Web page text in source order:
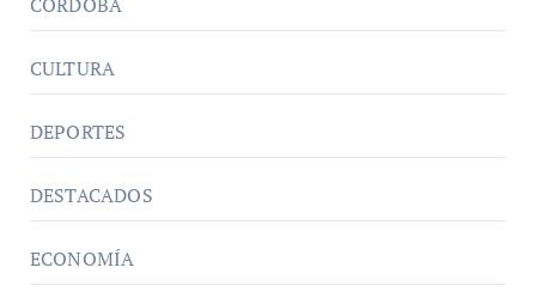
CULTURA
DEPORTES
DESTACADOS
ECONOMÍA